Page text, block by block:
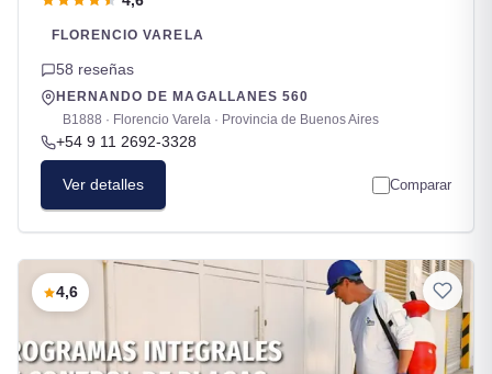
FLORENCIO VARELA
58 reseñas
HERNANDO DE MAGALLANES 560
B1888 · Florencio Varela · Provincia de Buenos Aires
+54 9 11 2692-3328
Ver detalles Comparar
4,6